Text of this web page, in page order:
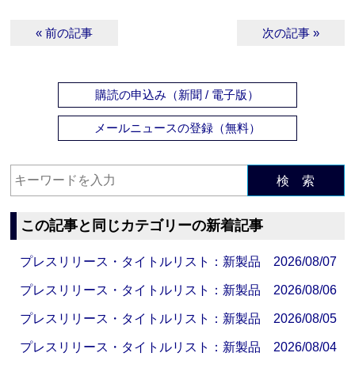
« 前の記事 次の記事 »
購読の申込み（新聞 / 電子版）
メールニュースの登録（無料）
検 索
この記事と同じカテゴリーの新着記事
プレスリリース・タイトルリスト：新製品 2026/08/07
プレスリリース・タイトルリスト：新製品 2026/08/06
プレスリリース・タイトルリスト：新製品 2026/08/05
プレスリリース・タイトルリスト：新製品 2026/08/04